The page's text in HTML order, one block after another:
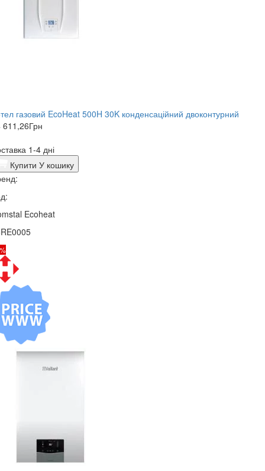
газовий EcoHeat 500H 30K конденсаційний двоконтурний
611,26Грн
1-4 дні
Купити У кошику
Ecoheat